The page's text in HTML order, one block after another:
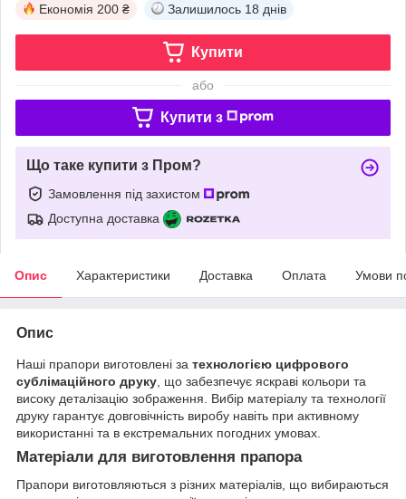
Економія 200 ₴ Залишилось 18 днів
Купити
або
Купити з
Що таке купити з Пром?
Замовлення під захистом
Доступна доставка
Опис Характеристики Доставка Оплата Умови
Опис
Наші прапори виготовлені за технологією цифрового
сублімаційного друку , що забезпечує яскраві кольори та
високу деталізацію зображення. Вибір матеріалу та технології
друку гарантує довговічність виробу навіть при активному
використанні та в екстремальних погодних умовах.
Матеріали для виготовлення прапора
Прапори виготовляються з різних матеріалів, що вибираються